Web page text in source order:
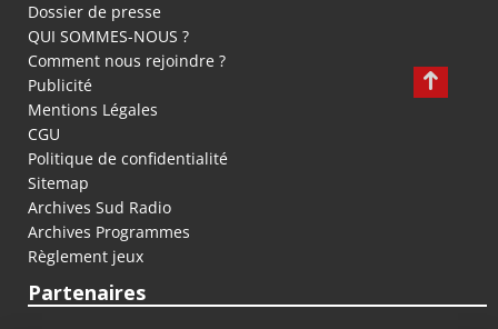
Dossier de presse
QUI SOMMES-NOUS ?
Comment nous rejoindre ?
Publicité
Mentions Légales
CGU
Politique de confidentialité
Sitemap
Archives Sud Radio
Archives Programmes
Règlement jeux
Partenaires